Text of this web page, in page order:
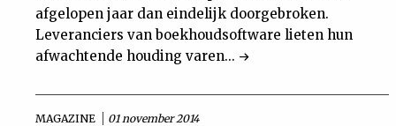
afgelopen jaar dan eindelijk doorgebroken.
Leveranciers van boekhoudsoftware lieten hun
afwachtende houding varen...
MAGAZINE 01 november 2014